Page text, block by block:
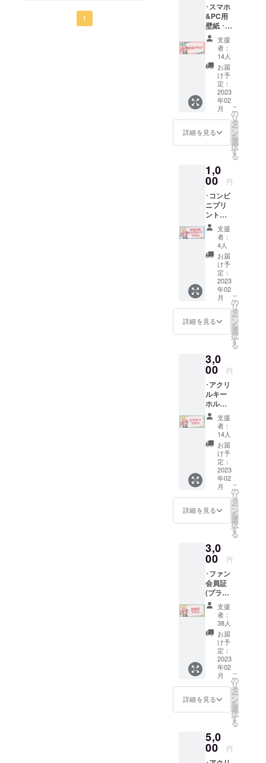
1
･スマホ
&PC用
壁紙 ･プ
ロジェ
クト進
展の様
子を(活
動報告
にて) ･
クラ
ファン
プロ
ジェク
トあり
がとう
生配信
前を読
み上げ
※備考欄
にお名
前のご
記入を
してく
れた方
限定 ※
希望さ
れない
場合は
名前を
匿名と
してく
ださい
支援
者：
14人
お届
け予
定：
2023
年02
月
詳細を見る
こ
の
リ
タ
ー
ン
を
選
択
す
る
1,0
00 円
･コンビ
ニプリ
ントに
て印刷
可能な
手書き
風サン
クス
カード
データ ･
スマホ
&PC用
壁紙 ･プ
ロジェ
クト進
展の様
動報告
にて) ･
クラ
ファン
プロ
ジェク
トあり
がとう
生配信
でお名
前を読
み上げ
※備考欄
にお名
前のご
記入を
してく
れない
場合は
名前を
匿名と
してく
ださい
支援
者：
4人
お届
け予
定：
2023
年02
月
詳細を見る
こ
の
リ
タ
ー
ン
を
選
択
す
る
3,0
00 円
･アクリ
ルキー
ホル
ダー1点
(5cm×5
cm予
定)(新規
描き下
ろしイ
ラスト)
･スマホ
&PC用
壁紙 ･プ
ロジェ
クト進
展の様
動報告
にて) ･
クラ
ファン
プロ
ジェク
トあり
がとう
生配信
でお名
前を読
み上げ
※備考欄
にお名
前のご
記入を
してく
れない
場合は
名前を
支援
者：
14人
お届
け予
定：
2023
年02
月
詳細を見る
こ
の
リ
タ
ー
ン
を
選
択
す
る
3,0
00 円
･ファン
会員証
(プラ
カード)
･スマホ
&PC用
壁紙 ･プ
ロジェ
クト進
展の様
子を(活
動報告
にて) ･
クラ
ファン
プロ
トあり
がとう
生配信
支援
者：
38人
お届
け予
定：
2023
年02
月
詳細を見る
こ
の
リ
タ
ー
ン
を
選
択
す
る
5,0
00 円